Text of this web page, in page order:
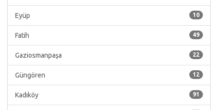
10
Eyüp
49
Fatih
22
Gaziosmanpaşa
12
Güngören
91
Kadıköy